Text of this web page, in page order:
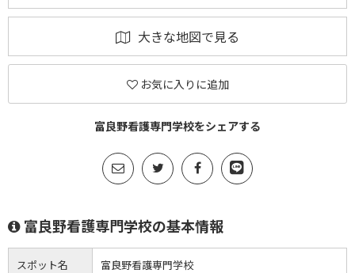
大きな地図で見る
お気に入りに追加
富良野看護専門学校をシェアする
富良野看護専門学校の基本情報
スポット名 富良野看護専門学校